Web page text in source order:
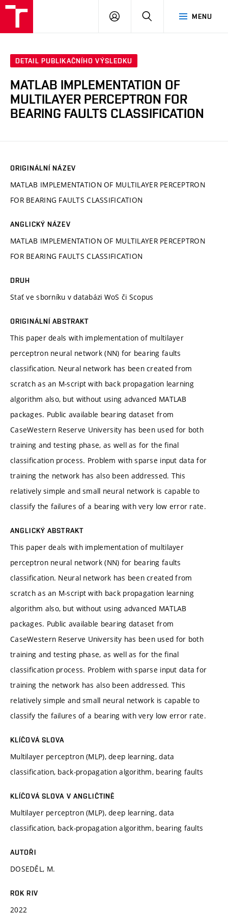
MENU
PŘIHLÁSIT
DETAIL PUBLIKAČNÍHO VÝSLEDKU
MATLAB IMPLEMENTATION OF
MULTILAYER PERCEPTRON FOR
BEARING FAULTS CLASSIFICATION
ORIGINÁLNÍ NÁZEV
MATLAB IMPLEMENTATION OF MULTILAYER PERCEPTRON
FOR BEARING FAULTS CLASSIFICATION
ANGLICKÝ NÁZEV
MATLAB IMPLEMENTATION OF MULTILAYER PERCEPTRON
FOR BEARING FAULTS CLASSIFICATION
DRUH
Stať ve sborníku v databázi WoS či Scopus
ORIGINÁLNÍ ABSTRAKT
This paper deals with implementation of multilayer
perceptron neural network (NN) for bearing faults
classification. Neural network has been created from
scratch as an M-script with back propagation learning
algorithm also, but without using advanced MATLAB
packages. Public available bearing dataset from
CaseWestern Reserve University has been used for both
training and testing phase, as well as for the final
classification process. Problem with sparse input data for
training the network has also been addressed. This
relatively simple and small neural network is capable to
classify the failures of a bearing with very low error rate.
ANGLICKÝ ABSTRAKT
This paper deals with implementation of multilayer
perceptron neural network (NN) for bearing faults
classification. Neural network has been created from
scratch as an M-script with back propagation learning
algorithm also, but without using advanced MATLAB
packages. Public available bearing dataset from
CaseWestern Reserve University has been used for both
training and testing phase, as well as for the final
classification process. Problem with sparse input data for
training the network has also been addressed. This
relatively simple and small neural network is capable to
classify the failures of a bearing with very low error rate.
KLÍČOVÁ SLOVA
Multilayer perceptron (MLP), deep learning, data
classification, back-propagation algorithm, bearing faults
KLÍČOVÁ SLOVA V ANGLIČTINĚ
Multilayer perceptron (MLP), deep learning, data
classification, back-propagation algorithm, bearing faults
AUTOŘI
DOSEDĚL, M.
ROK RIV
2022